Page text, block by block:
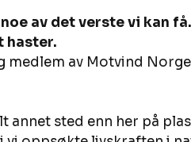
Utvalgte artikler
av det verste vi kan
haster.
medlem av Motvind Norge
sted enn her på